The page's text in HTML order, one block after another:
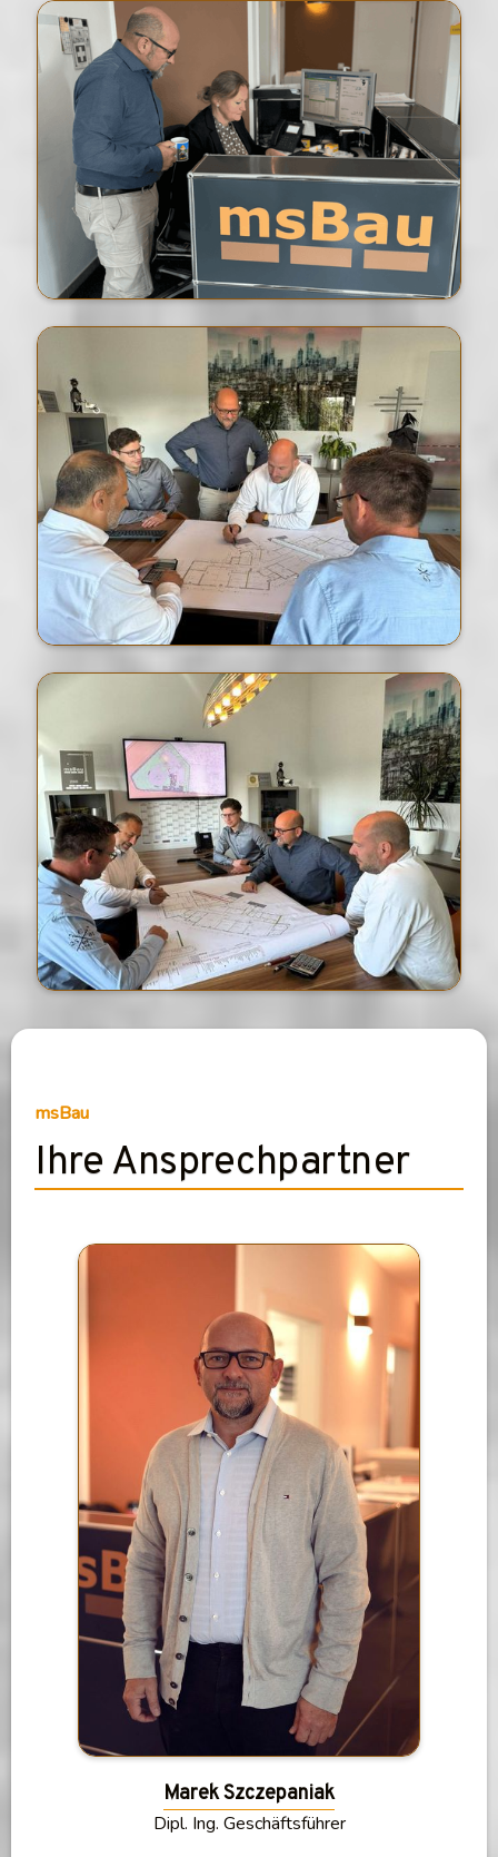
msBau
Ihre Ansprechpartner
Marek Szczepaniak
Dipl. Ing. Geschäftsführer